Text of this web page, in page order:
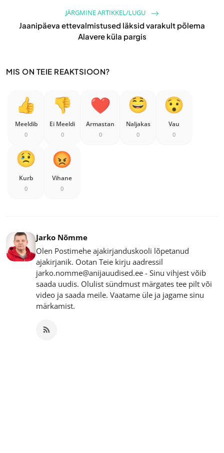
JÄRGMINE ARTIKKEL/LUGU
Jaanipäeva ettevalmistused läksid varakult põlema
Alavere küla pargis
MIS ON TEIE REAKTSIOON?
Meeldib
0
Ei Meeldi
0
Armastan
0
Naljakas
0
Vau
0
Kurb
0
Vihane
0
Jarko Nõmme
Olen Postimehe ajakirjanduskooli lõpetanud
ajakirjanik. Ootan Teie kirju aadressil
jarko.nomme@anijauudised.ee - Sinu vihjest võib
saada uudis. Olulist sündmust märgates tee pilt või
video ja saada meile. Vaatame üle ja jagame sinu
märkamist.